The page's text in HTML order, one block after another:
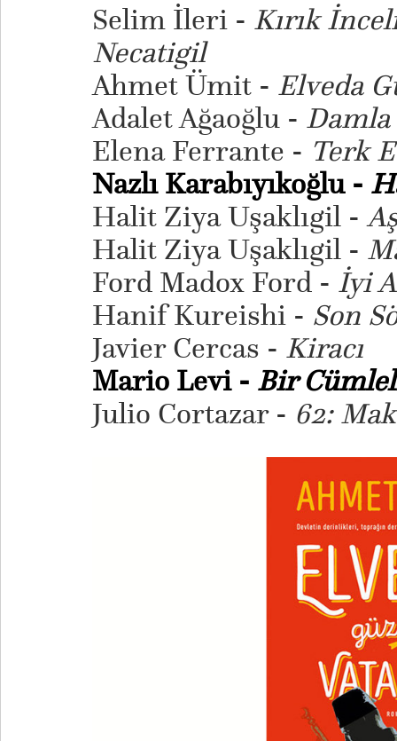
Selim İleri - Kırık
Necatigil
Ahmet Ümit - Elveda
Adalet Ağaoğlu -
Elena Ferrante - Terk
Nazlı Karabıyıkoğlu -
Halit Ziya Uşaklıgil -
Halit Ziya Uşaklıgil -
Ford Madox Ford - İyi
Hanif Kureishi - Son
Javier Cercas - Kiracı
Mario Levi - Bir
Julio Cortazar - 62: